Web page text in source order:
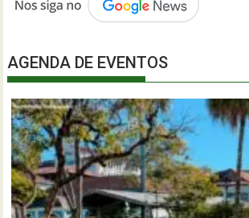
AGENDA DE EVENTOS